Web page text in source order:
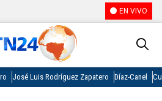
EN VIVO
José Luis Rodríguez Zapatero Díaz-Canel